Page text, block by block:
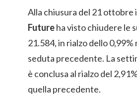
Alla chiusura del 21 ottobre
Futureha visto chiudere le
21.584, in rialzo dello
seduta precedente. La
è conclusa al rialzo del
quella precedente.